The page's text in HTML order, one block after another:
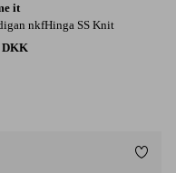
it
nkfHinga SS Knit
DKK